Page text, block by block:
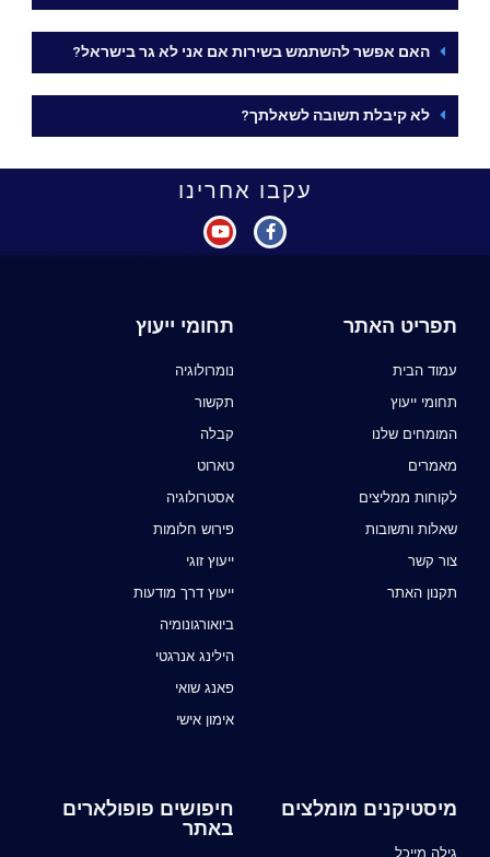
האם אפשר להשתמש בשירות אם אני לא גר בישראל?
לא קיבלת תשובה לשאלתך?
עקבו אחרינו
תפריט האתר
עמוד הבית
תחומי ייעוץ
המומחים שלנו
מאמרים
לקוחות ממליצים
שאלות ותשובות
צור קשר
תקנון האתר
תחומי ייעוץ
נומרולוגיה
תקשור
קבלה
טארוט
אסטרולוגיה
פירוש חלומות
ייעוץ זוגי
ייעוץ דרך מודעות
ביואורגונומיה
הילינג אנרגטי
פאנג שואי
אימון אישי
מיסטיקנים מומלצים
גילה מייכל
חיפושים פופולארים
באתר